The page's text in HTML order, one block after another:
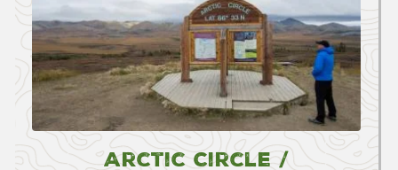
Arctic Circle /